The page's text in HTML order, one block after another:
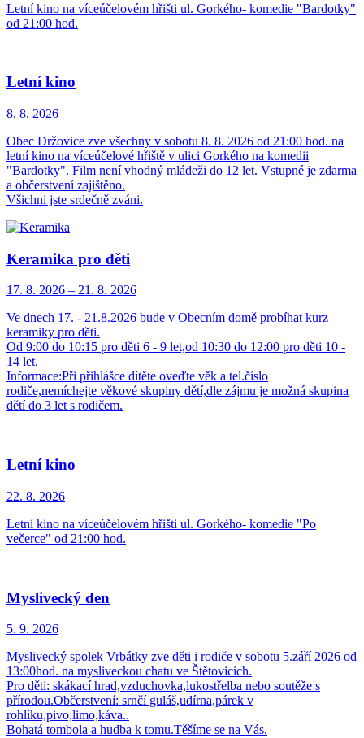
Letní kino na víceúčelovém hřišti ul. Gorkého- komedie "Bardotky"
od 21:00 hod.
Letní kino
8. 8. 2026
Obec Držovice zve všechny v sobotu 8. 8. 2026 od 21:00 hod. na
letní kino na víceúčelové hřiště v ulici Gorkého na komedii
"Bardotky". Film není vhodný mládeži do 12 let. Vstupné je zdarma
a občerstvení zajištěno.
Všichni jste srdečně zváni.
Keramika pro děti
17. 8. 2026 – 21. 8. 2026
Ve dnech 17. - 21.8.2026 bude v Obecním domě probíhat kurz
keramiky pro děti.
Od 9:00 do 10:15 pro děti 6 - 9 let,od 10:30 do 12:00 pro děti 10 -
14 let.
Informace:Při přihlášce dítěte oveďte věk a tel.číslo
rodiče,nemíchejte věkové skupiny dětí,dle zájmu je možná skupina
dětí do 3 let s rodičem.
Letní kino
22. 8. 2026
Letní kino na víceúčelovém hřišti ul. Gorkého- komedie "Po
večerce" od 21:00 hod.
Myslivecký den
5. 9. 2026
Myslivecký spolek Vrbátky zve děti i rodiče v sobotu 5.září 2026 od
13:00hod. na mysliveckou chatu ve Štětovicích.
Pro děti: skákací hrad,vzduchovka,lukostřelba nebo soutěže s
přírodou.Občerstvení: srnčí guláš,udírna,párek v
rohlíku,pivo,limo,káva..
Bohatá tombola a hudba k tomu.Těšíme se na Vás.